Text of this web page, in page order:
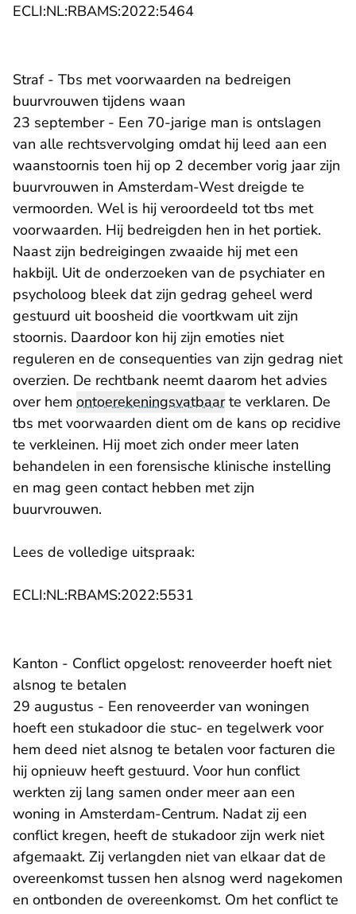
ECLI:NL:RBAMS:2022:5464- U verlaat
Straf - Tbs met voorwaarden na bedreigen
buurvrouwen tijdens waan
23 september - Een 70-jarige man is ontslagen
van alle rechtsvervolging omdat hij leed aan een
waanstoornis toen hij op 2 december vorig jaar zijn
buurvrouwen in Amsterdam-West dreigde te
vermoorden. Wel is hij veroordeeld tot tbs met
voorwaarden. Hij bedreigden hen in het portiek.
Naast zijn bedreigingen zwaaide hij met een
hakbijl. Uit de onderzoeken van de psychiater en
psycholoog bleek dat zijn gedrag geheel werd
gestuurd uit boosheid die voortkwam uit zijn
stoornis. Daardoor kon hij zijn emoties niet
reguleren en de consequenties van zijn gedrag niet
overzien. De rechtbank neemt daarom het advies
over hem ontoerekeningsvatbaarte verklaren. De
tbs met voorwaarden dient om de kans op recidive
te verkleinen. Hij moet zich onder meer laten
behandelen in een forensische klinische instelling
en mag geen contact hebben met zijn
buurvrouwen.
Lees de volledige uitspraak:
ECLI:NL:RBAMS:2022:5531
Kanton - Conflict opgelost: renoveerder hoeft niet
alsnog te betalen
29 augustus - Een renoveerder van woningen
hoeft een stukadoor die stuc- en tegelwerk voor
hem deed niet alsnog te betalen voor facturen die
hij opnieuw heeft gestuurd. Voor hun conflict
werkten zij lang samen onder meer aan een
woning in Amsterdam-Centrum. Nadat zij een
conflict kregen, heeft de stukadoor zijn werk niet
afgemaakt. Zij verlangden niet van elkaar dat de
overeenkomst tussen hen alsnog werd nagekomen
en ontbonden de overeenkomst. Om het conflict te